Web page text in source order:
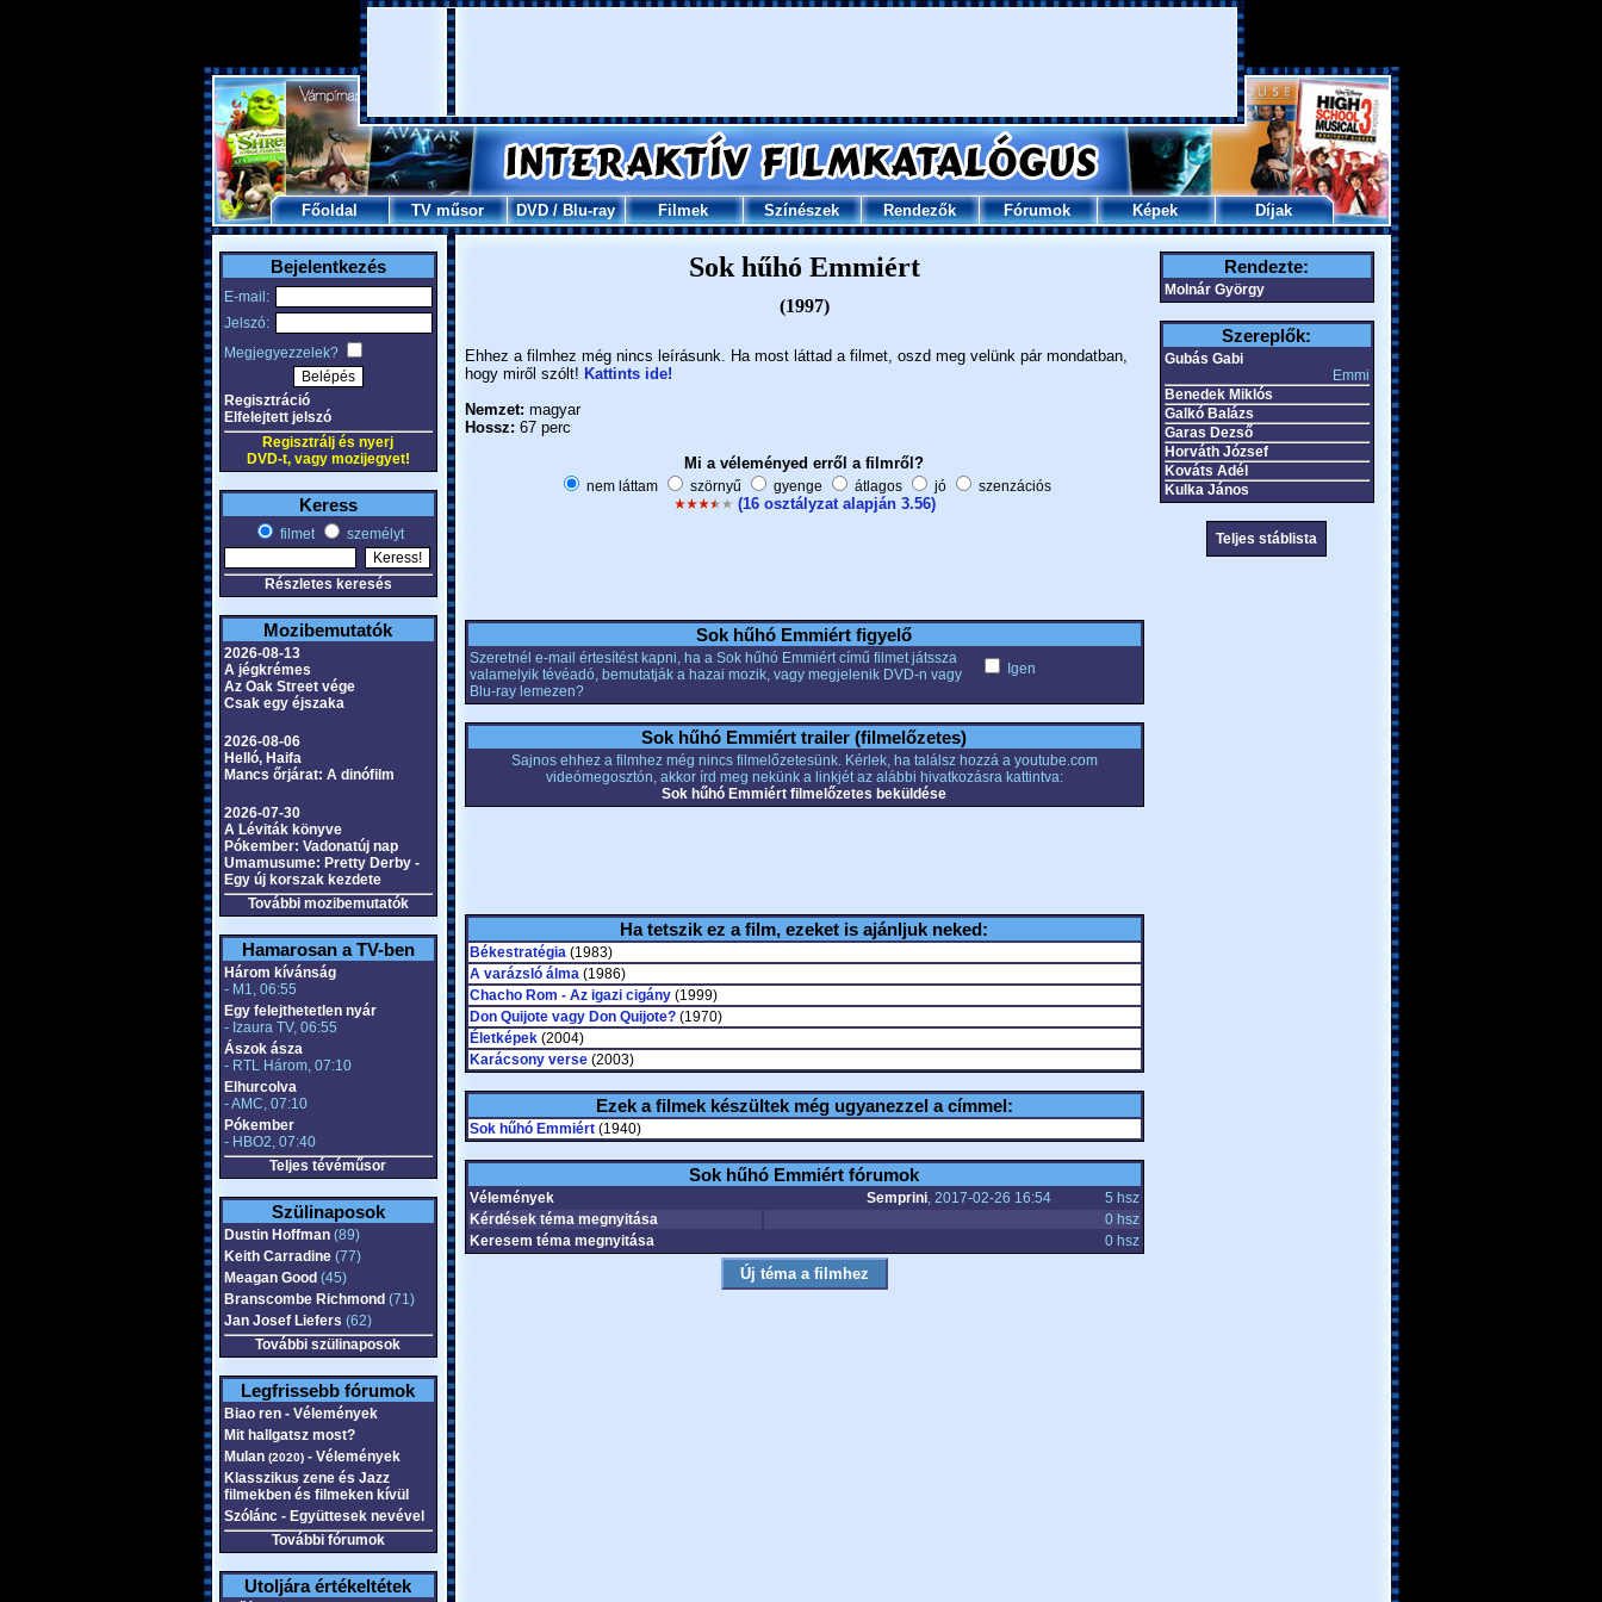
Főoldal TV műsor DVD/Blu-ray Filmek Színészek Rendezők Fórumok Képek Díjak
Bejelentkezés
E-mail:
Jelszó:
Megjegyezzelek?
Regisztráció
Elfelejtett jelszó
Regisztrálj és nyerj
DVD-t, vagy mozijegyet!
Keress
filmet személyt
Részletes keresés
Mozibemutatók
2026-08-13
A jégkrémes
Az Oak Street vége
Csak egy éjszaka
2026-08-06
Helló, Haifa
Mancs őrjárat: A dinófilm
2026-07-30
A Léviták könyve
Pókember: Vadonatúj nap
Umamusume: Pretty Derby -
Egy új korszak kezdete
További mozibemutatók
Hamarosan a TV-ben
Három kívánság
- M1, 06:55
Egy felejthetetlen nyár
- Izaura TV, 06:55
Ászok ásza
- RTL Három, 07:10
Elhurcolva
- AMC, 07:10
Pókember
- HBO2, 07:40
Teljes tévéműsor
Szülinaposok
Dustin Hoffman(89)
Keith Carradine(77)
Meagan Good (45)
Branscombe Richmond (71)
Jan Josef Liefers (62)
További szülinaposok
Legfrissebb fórumok
Biao ren - Vélemények
Mit hallgatsz most?
Mulan (2020)- Vélemények
Klasszikus zene és Jazz
filmekben és filmeken kívül
Szólánc - Együttesek nevével
További fórumok
Utoljára értékeltétek
Sok hűhó Emmiért
(1997)
Ehhez a filmhez még nincs leírásunk. Ha most láttad a filmet, oszd meg velünk pár mondatban,
hogy miről szólt! Kattints ide!
Nemzet: magyar
Hossz: 67 perc
Mi a véleményed erről a filmről?
nem láttam szörnyű gyenge átlagos jó szenzációs
(16 osztályzat alapján 3.56)
Sok hűhó Emmiért figyelő
Szeretnél e-mail értesítést kapni, ha a Sok hűhó Emmiért című filmet játssza
valamelyik tévéadó, bemutatják a hazai mozik, vagy megjelenik DVD-n vagy
Blu-ray lemezen?
Igen
Sok hűhó Emmiért trailer (filmelőzetes)
Sajnos ehhez a filmhez még nincs filmelőzetesünk. Kérlek, ha találsz hozzá a youtube.com
videómegosztón, akkor írd meg nekünk a linkjét az alábbi hivatkozásra kattintva:
Sok hűhó Emmiért filmelőzetes beküldése
Ha tetszik ez a film, ezeket is ajánljuk neked:
Békestratégia(1983)
A varázsló álma(1986)
Chacho Rom - Az igazi cigány(1999)
Don Quijote vagy Don Quijote?(1970)
Életképek(2004)
Karácsony verse(2003)
Ezek a filmek készültek még ugyanezzel a címmel:
Sok hűhó Emmiért(1940)
Sok hűhó Emmiért fórumok
Vélemények Semprini, 2017-02-26 16:54
5 hsz
Kérdések téma megnyitása
0 hsz
Keresem téma megnyitása
0 hsz
Rendezte:
Molnár György
Szereplők:
Gubás Gabi
Emmi
Benedek Miklós
Galkó Balázs
Garas Dezső
Horváth József
Kováts Adél
Kulka János
Teljes stáblista